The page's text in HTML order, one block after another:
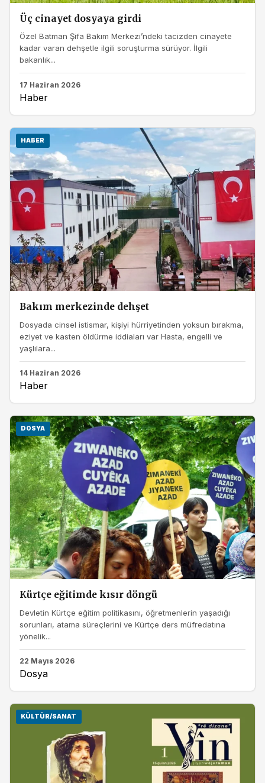
Üç cinayet dosyaya girdi
Özel Batman Şifa Bakım Merkezi’ndeki tacizden cinayete
kadar varan dehşetle ilgili soruşturma sürüyor. İlgili
bakanlık...
17 Haziran 2026
Haber
HABER
Bakım merkezinde dehşet
Dosyada cinsel istismar, kişiyi hürriyetinden yoksun bırakma,
eziyet ve kasten öldürme iddiaları var Hasta, engelli ve
yaşlılara...
14 Haziran 2026
Haber
DOSYA
Kürtçe eğitimde kısır döngü
Devletin Kürtçe eğitim politikasını, öğretmenlerin yaşadığı
sorunları, atama süreçlerini ve Kürtçe ders müfredatına
yönelik...
22 Mayıs 2026
Dosya
KÜLTÜR/SANAT